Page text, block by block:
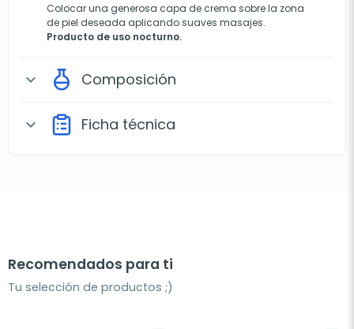
Colocar una generosa capa de crema sobre la zona
de piel deseada aplicando suaves masajes.
Producto de uso nocturno.
expand_more Composición
expand_more Ficha técnica
Recomendados para ti
Tu selección de productos ;)